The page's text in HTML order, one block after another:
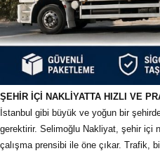
ŞEHİR İÇİ NAKLİYATTA HIZLI VE
İstanbul gibi büyük ve yoğun bir
gerektirir. Selimoğlu Nakliyat, şehir içi
çalışma prensibi ile öne çıkar. Trafik,